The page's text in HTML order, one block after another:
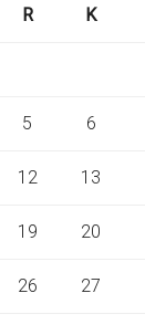
R K
5 6
12 13
19 20
26 27